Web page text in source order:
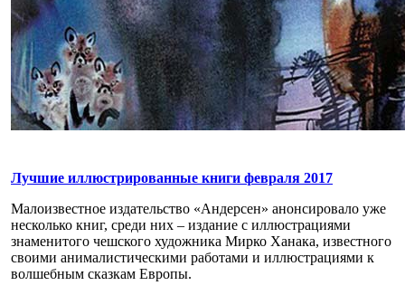
Лучшие иллюстрированные книги февраля 2017
Малоизвестное издательство «Андерсен» анонсировало уже
несколько книг, среди них – издание с иллюстрациями
знаменитого чешского художника Мирко Ханака, известного
своими анималистическими работами и иллюстрациями к
волшебным сказкам Европы.